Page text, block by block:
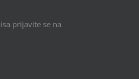
prijavite se na